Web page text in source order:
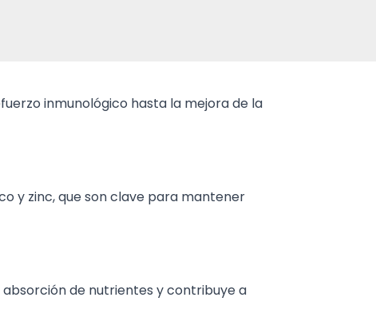
inmunológico hasta la mejora de la
y zinc, que son clave para mantener
de nutrientes y contribuye a